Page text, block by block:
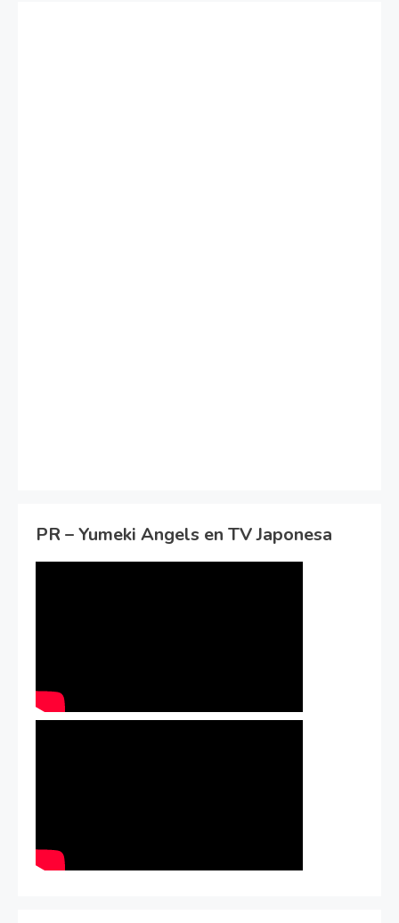
PR – Yumeki Angels en TV Japonesa